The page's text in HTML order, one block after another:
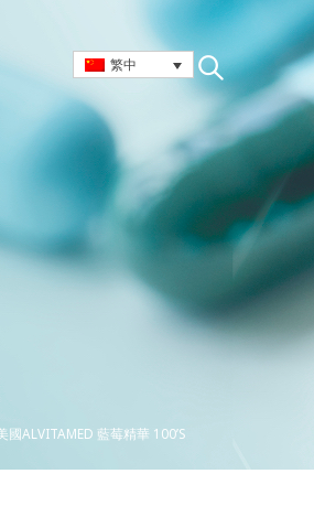
繁中
國ALVITAMED 藍莓精華 100’S